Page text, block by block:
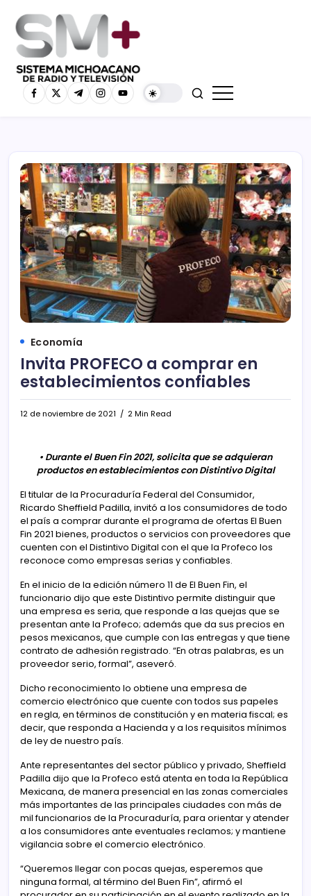
Economía
Invita PROFECO a comprar en
establecimientos confiables
12 de noviembre de 2021 2 Min Read
• Durante el Buen Fin 2021, solicita que se adquieran
productos en establecimientos con Distintivo Digital
El titular de la Procuraduría Federal del Consumidor,
Ricardo Sheffield Padilla, invitó a los consumidores de todo
el país a comprar durante el programa de ofertas El Buen
Fin 2021 bienes, productos o servicios con proveedores que
cuenten con el Distintivo Digital con el que la Profeco los
reconoce como empresas serias y confiables.
En el inicio de la edición número 11 de El Buen Fin, el
funcionario dijo que este Distintivo permite distinguir que
una empresa es seria, que responde a las quejas que se
presentan ante la Profeco; además que da sus precios en
pesos mexicanos, que cumple con las entregas y que tiene
contrato de adhesión registrado. “En otras palabras, es un
proveedor serio, formal”, aseveró.
Dicho reconocimiento lo obtiene una empresa de
comercio electrónico que cuente con todos sus papeles
en regla, en términos de constitución y en materia fiscal; es
decir, que responda a Hacienda y a los requisitos mínimos
de ley de nuestro país.
Ante representantes del sector público y privado, Sheffield
Padilla dijo que la Profeco está atenta en toda la República
Mexicana, de manera presencial en las zonas comerciales
más importantes de las principales ciudades con más de
mil funcionarios de la Procuraduría, para orientar y atender
a los consumidores ante eventuales reclamos; y mantiene
vigilancia sobre el comercio electrónico.
“Queremos llegar con pocas quejas, esperemos que
ninguna formal, al término del Buen Fin”, afirmó el